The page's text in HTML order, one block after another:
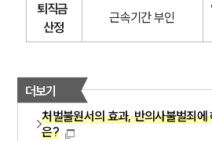
퇴직금
산정
근속기간 부인
더보기
처벌불원서의 효과, 반의사불벌죄에
은?